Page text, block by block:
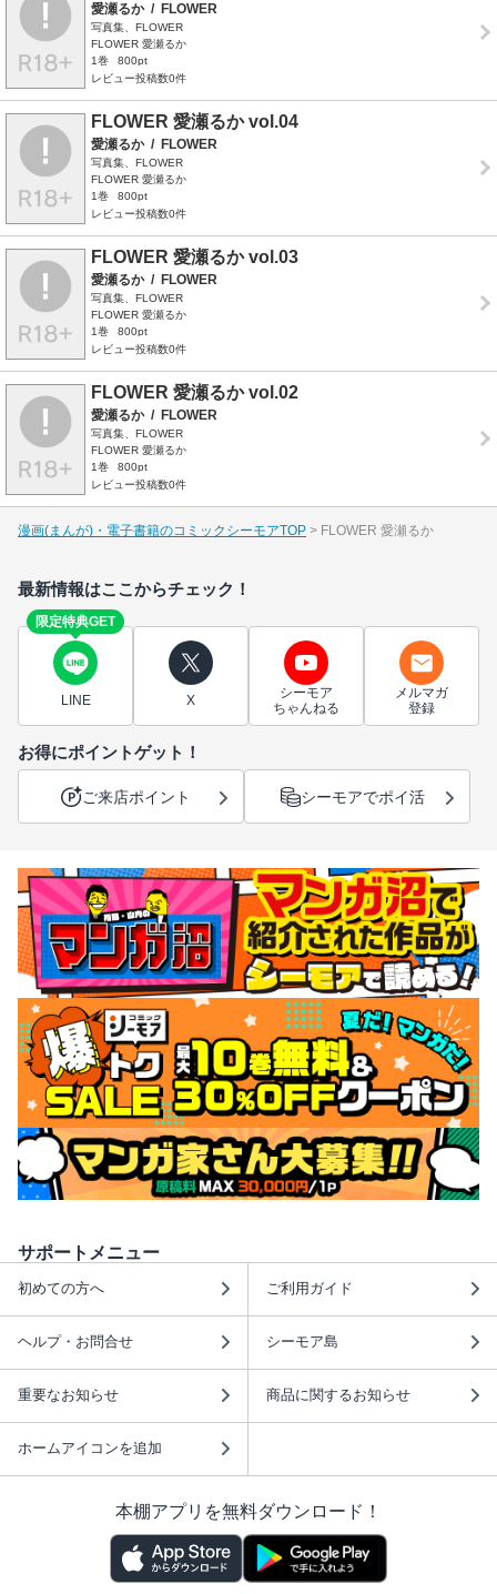
愛瀬るか / FLOWER
写真集、FLOWER
FLOWER 愛瀬るか
1巻
800pt
レビュー投稿数0件
FLOWER 愛瀬るか vol.04
愛瀬るか / FLOWER
写真集、FLOWER
FLOWER 愛瀬るか
1巻
800pt
レビュー投稿数0件
FLOWER 愛瀬るか vol.03
愛瀬るか / FLOWER
写真集、FLOWER
FLOWER 愛瀬るか
1巻
800pt
レビュー投稿数0件
FLOWER 愛瀬るか vol.02
愛瀬るか / FLOWER
写真集、FLOWER
FLOWER 愛瀬るか
1巻
800pt
レビュー投稿数0件
漫画(まんが)・電子書籍のコミックシーモアTOP FLOWER 愛瀬るか
最新情報はここからチェック！
限定特典GET
LINE X
シーモア
ちゃんねる
メルマガ
登録
お得にポイントゲット！
ご来店ポイント シーモアでポイ活
サポートメニュー
初めての方へ ご利用ガイド
ヘルプ・お問合せ シーモア島
重要なお知らせ 商品に関するお知らせ
ホームアイコンを追加
本棚アプリを無料ダウンロード！